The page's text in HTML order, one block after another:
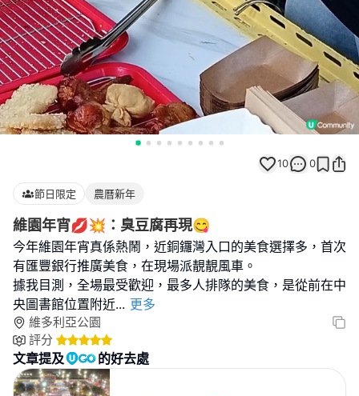
10 0
節日限定 農曆新年
維園年宵💋💥：臭豆腐再現😋
今年維園年宵真係熱鬧，近銅鑼灣入口的美食選擇多，首次
有匯豐銀行推廣美食，在現場派靚靚風車。
據我目測，全場最受歡迎，最多人排隊的美食，是從前在中
央圖書館位置附近... 更多
維多利亞公園
評分
文章提及 的好去處